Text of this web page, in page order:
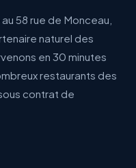
58 rue de Monceau,
naturel des
en 30 minutes
restaurants des
contrat de